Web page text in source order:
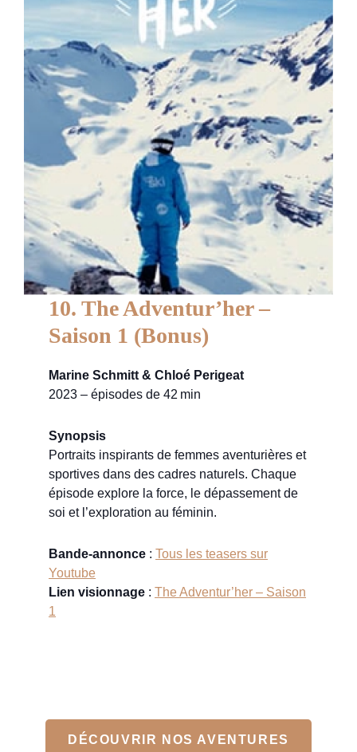
10. The Adventur’her –
Saison 1 (Bonus)
Marine Schmitt & Chloé Perigeat
2023 – épisodes de 42 min
Synopsis
Portraits inspirants de femmes aventurières et
sportives dans des cadres naturels. Chaque
épisode explore la force, le dépassement de
soi et l’exploration au féminin.
Bande-annonce :Tous les teasers sur
Youtube
Lien visionnage :The Adventur’her – Saison
1
DÉCOUVRIR NOS AVENTURES